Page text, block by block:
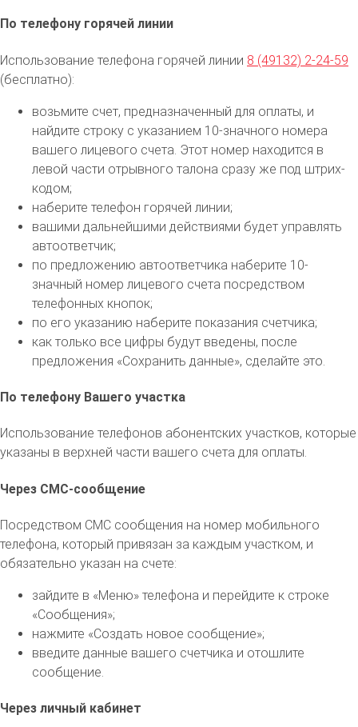
По телефону горячей линии
Использование телефона горячей линии 8 (49132) 2-24-59
(бесплатно):
возьмите счет, предназначенный для оплаты, и
найдите строку с указанием 10-значного номера
вашего лицевого счета. Этот номер находится в
левой части отрывного талона сразу же под штрих-
кодом;
наберите телефон горячей линии;
вашими дальнейшими действиями будет управлять
автоответчик;
по предложению автоответчика наберите 10-
значный номер лицевого счета посредством
телефонных кнопок;
по его указанию наберите показания счетчика;
как только все цифры будут введены, после
предложения «Сохранить данные», сделайте это.
По телефону Вашего участка
Использование телефонов абонентских участков, которые
указаны в верхней части вашего счета для оплаты.
Через СМС-сообщение
Посредством СМС сообщения на номер мобильного
телефона, который привязан за каждым участком, и
обязательно указан на счете:
зайдите в «Меню» телефона и перейдите к строке
«Сообщения»;
нажмите «Создать новое сообщение»;
введите данные вашего счетчика и отошлите
сообщение.
Через личный кабинет